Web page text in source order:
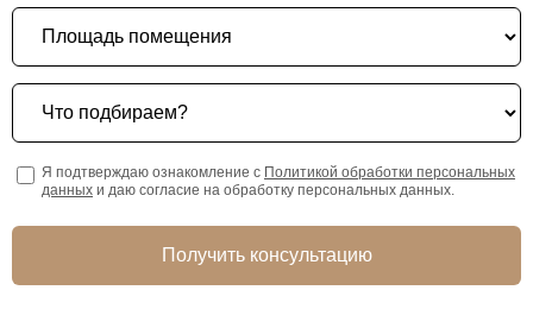
Площадь помещения
Что подбираем?
Я подтверждаю ознакомление с Политикой обработки персональных
данных и даю согласие на обработку персональных данных.
Получить консультацию